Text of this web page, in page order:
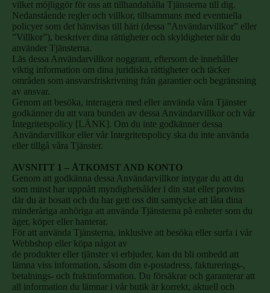
vilket möjliggör för oss att tillhandahålla Tjänsterna till dig.
Nedanstående regler och villkor, tillsammans med eventuella
policyer som det hänvisas till häri (dessa ”Användarvillkor” eller
”Villkor”), beskriver dina rättigheter och skyldigheter när du
använder Tjänsterna.
Läs dessa Användarvillkor noggrant, eftersom de innehåller
viktig information om dina juridiska rättigheter och täcker
områden som ansvarsfriskrivning från garantier och begränsning
av ansvar.
Genom att besöka, interagera med eller använda våra Tjänster
godkänner du att vara bunden av dessa Användarvillkor och vår
Integritetspolicy [LÄNK]. Om du inte godkänner dessa
Användarvillkor eller vår Integritetspolicy ska du inte använda
eller tillgå våra Tjänster.
AVSNITT 1 – ÅTKOMST AND KONTO
Genom att godkänna dessa Användarvillkor intygar du att du
som minst har uppnått myndighetsålder i din stat eller provins
där du är bosatt och du har gett oss ditt samtycke att låta dina
minderåriga anhöriga att använda Tjänsterna på enheter som du
äger, köper eller hanterar.
För att använda Tjänsterna, inklusive att besöka eller surfa i vår
Webbshop eller köpa något av
de produkter eller tjänster vi erbjuder, kan du bli ombedd att
lämna viss information, såsom din e-postadress, fakturerings-,
betalnings- och fraktinformation. Du försäkrar och garanterar att
all information du lämnar i vår butik är korrekt, aktuell och